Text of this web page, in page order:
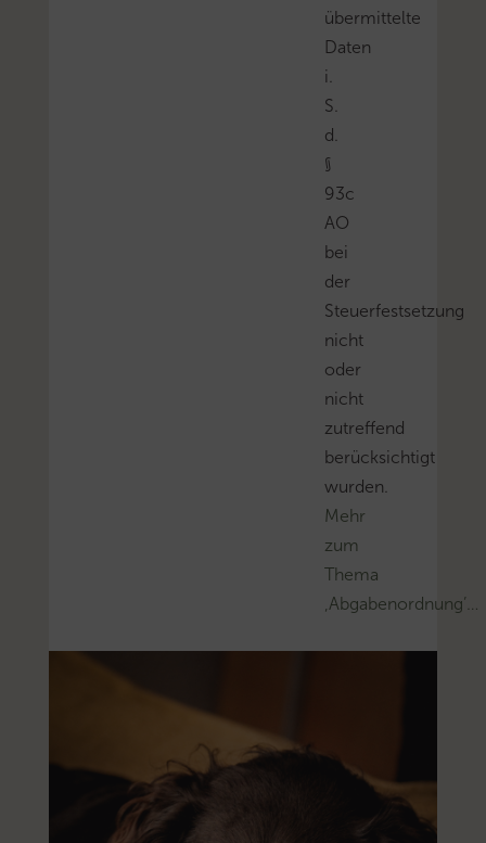
übermittelte
Daten
i.
S.
d.
§
93c
AO
bei
der
Steuerfestsetzung
nicht
oder
nicht
zutreffend
berücksichtigt
wurden.
Mehr
zum
Thema
‚Abgabenordnung’…